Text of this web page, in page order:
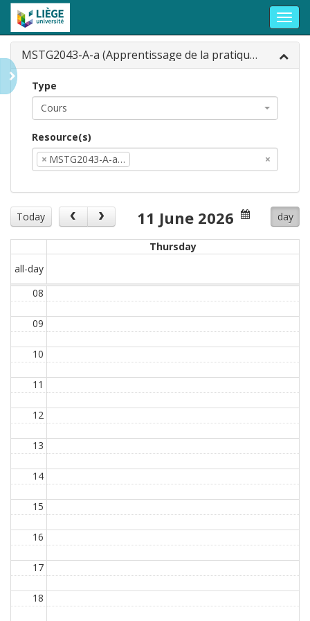
MSTG2043-A-a (Apprentissage de la pratique clinique y compris gardes spécifiques aux urgences et d'oncologie médicale, Bloc 4 (MSTG2043-A-a))
Type
Cours
Resource(s)
×
× MSTG2043-A-a…
Today day
11 June 2026
Thursday
all-day
08
09
10
11
12
13
14
15
16
17
18